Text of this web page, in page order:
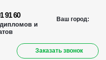
91 60
дипломов и
Ваш город:
Заказать звонок